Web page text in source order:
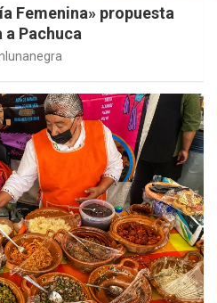
Femenina» propuesta
a Pachuca